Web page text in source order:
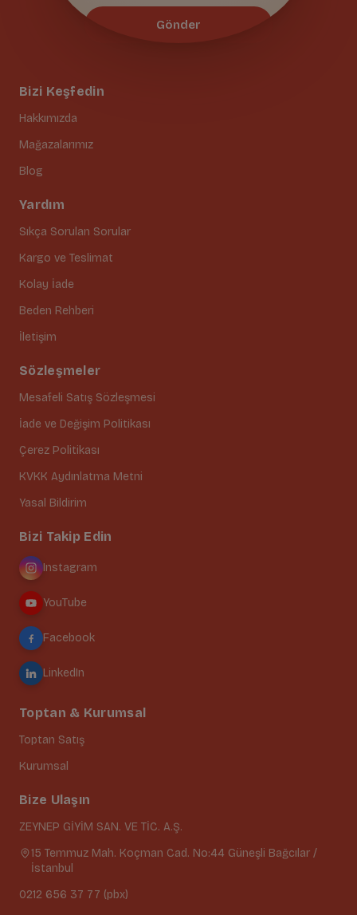
Bizi Keşfedin
Hakkımızda
Mağazalarımız
Blog
Yardım
Sıkça Sorulan Sorular
Kargo ve Teslimat
Kolay İade
Beden Rehberi
İletişim
Sözleşmeler
Mesafeli Satış Sözleşmesi
İade ve Değişim Politikası
Çerez Politikası
KVKK Aydınlatma Metni
Yasal Bildirim
Gönder
Bizi Takip Edin
Instagram
YouTube
Facebook
LinkedIn
Toptan & Kurumsal
Toptan Satış
Kurumsal
Bize Ulaşın
ZEYNEP GİYİM SAN. VE TİC. A.Ş.
15 Temmuz Mah. Koçman Cad. No:44 Güneşli Bağcılar /
İstanbul
0212 656 37 77 (pbx)